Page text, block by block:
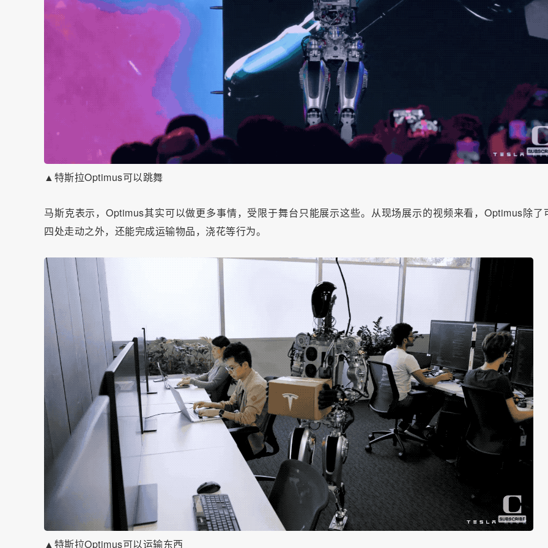
▲特斯拉Optimus可以跳舞
马斯克表示，Optimus其实可以做更多事情，受限于舞台只能展示这些。从现场展示的视频来看，Optimus除了
四处走动之外，还能完成运输物品，浇花等行为。
▲特斯拉Optimus可以运输东西